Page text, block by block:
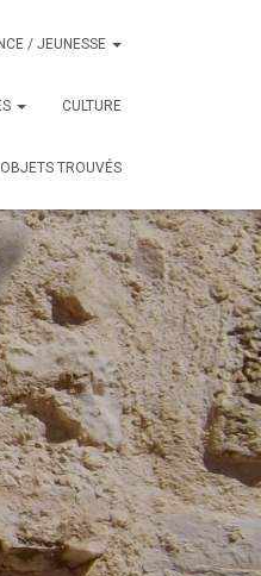
/ JEUNESSE
CULTURE
OBJETS TROUVÉS